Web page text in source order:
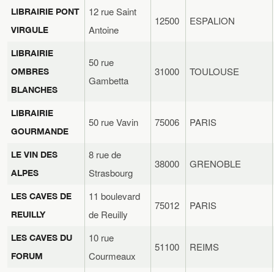
LIBRAIRIE PONT
VIRGULE
12 rue Saint
Antoine
12500 ESPALION
LIBRAIRIE
OMBRES
BLANCHES
50 rue
Gambetta
31000 TOULOUSE
LIBRAIRIE
GOURMANDE
50 rue Vavin 75006 PARIS
LE VIN DES
ALPES
8 rue de
Strasbourg
38000 GRENOBLE
LES CAVES DE
REUILLY
11 boulevard
de Reuilly
75012 PARIS
LES CAVES DU
FORUM
10 rue
Courmeaux
51100 REIMS